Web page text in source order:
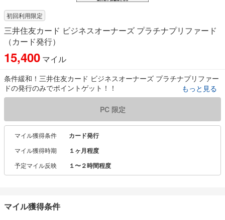
初回利用限定
三井住友カード ビジネスオーナーズ プラチナプリファード
（カード発行）
15,400 マイル
条件緩和！三井住友カード ビジネスオーナーズ プラチナプリファー
ドの発行のみでポイントゲット！！
【注目】新規入会＆条件達成で最大145,000円相当のVポイントプレ
（内訳）
ご利用特典①：新規入会＆条件達成で65,000円相当のVポイント※
ご利用特典②：継続特典として最大40,000円相当のVポイント※2
ご利用特典③：通常ご利用ポイント40,000円相当のVポイント※3
※1 カード入会月＋3ヶ月後末までに150万円以上のご利用をされた方
※3 ※2の達成時に合計400万円のご利用をされていた場合となります
（通常還元率1%）
もっと見る
PC 限定
マイル獲得条件 カード発行
マイル獲得時期 １ヶ月程度
予定マイル反映 １〜２時間程度
マイル獲得条件